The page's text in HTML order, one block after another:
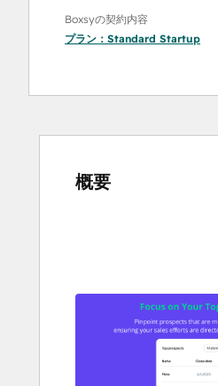
Boxsyの契約内容
プラン： Standard Startup
概要
を